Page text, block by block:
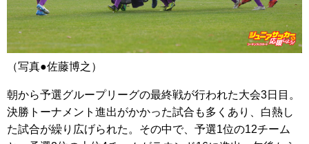
（写真●佐藤博之）
朝から予選グループリーグの最終戦が行われた大会3日目。
決勝トーナメント進出がかかった試合も多くあり、白熱し
た試合が繰り広げられた。その中で、予選1位の12チーム